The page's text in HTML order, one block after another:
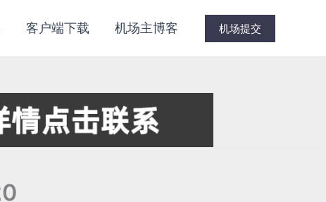
客户端下载 机场主博客 机场提交